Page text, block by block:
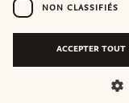
NON CLASSIFIÉS
ACCEPTER TOUT